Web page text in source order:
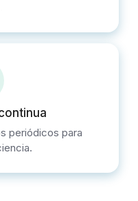
periódicos para